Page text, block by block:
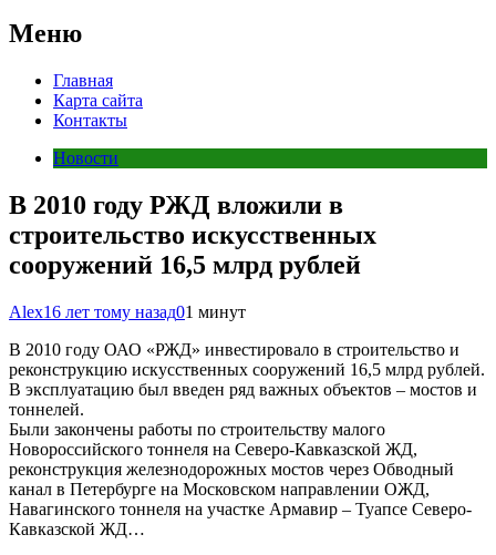
Меню
Главная
Карта сайта
Контакты
Новости
В 2010 году РЖД вложили в
строительство искусственных
сооружений 16,5 млрд рублей
Alex16 лет тому назад01 минут
В 2010 году ОАО «РЖД» инвестировало в строительство и
реконструкцию искусственных сооружений 16,5 млрд рублей.
В эксплуатацию был введен ряд важных объектов – мостов и
тоннелей.
Были закончены работы по строительству малого
Новороссийского тоннеля на Северо-Кавказской ЖД,
реконструкция железнодорожных мостов через Обводный
канал в Петербурге на Московском направлении ОЖД,
Навагинского тоннеля на участке Армавир – Туапсе Северо-
Кавказской ЖД…